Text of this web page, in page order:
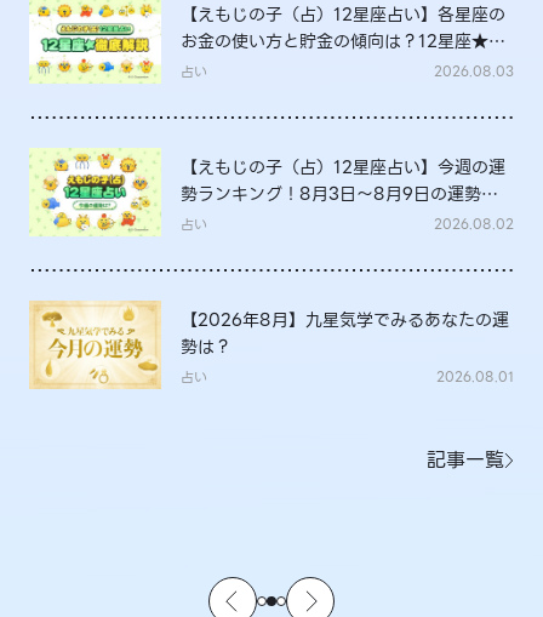
【えもじの子（占）12星座占い】各星座の
お金の使い方と貯金の傾向は？12星座★徹
底解説
占い 2026.08.03
【えもじの子（占）12星座占い】今週の運
勢ランキング！8月3日～8月9日の運勢
は？
占い 2026.08.02
【2026年8月】九星気学でみるあなたの運
勢は？
占い 2026.08.01
記事一覧